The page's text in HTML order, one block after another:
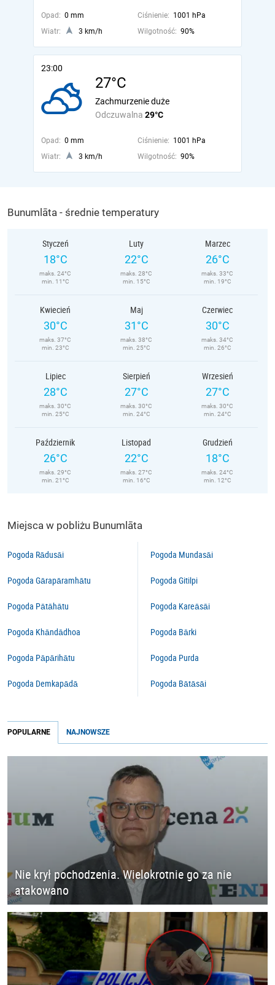
Opad: 0 mm Ciśnienie: 1001 hPa
Wiatr:
3 km/h Wilgotność: 90%
23:00
27°C
Odczuwalna 29°C
Zachmurzenie duże
Opad: 0 mm Ciśnienie: 1001 hPa
Wiatr:
3 km/h Wilgotność: 90%
Bunumlāta - średnie temperatury
Styczeń
18°C
maks. 24°C
min. 11°C
Luty
22°C
maks. 28°C
min. 15°C
Marzec
26°C
maks. 33°C
min. 19°C
Kwiecień
30°C
maks. 37°C
min. 23°C
Maj
31°C
maks. 38°C
min. 25°C
Czerwiec
30°C
maks. 34°C
min. 26°C
Lipiec
28°C
maks. 30°C
min. 25°C
Sierpień
27°C
maks. 30°C
min. 24°C
Wrzesień
27°C
maks. 30°C
min. 24°C
Październik
26°C
maks. 29°C
min. 21°C
Listopad
22°C
maks. 27°C
min. 16°C
Grudzień
18°C
maks. 24°C
min. 12°C
Miejsca w pobliżu Bunumlāta
Pogoda Rādusāi
Pogoda Gārapāramhātu
Pogoda Pātāhātu
Pogoda Khāndādhoa
Pogoda Pāpārihātu
Pogoda Demkapādā
Pogoda Mundasāi
Pogoda Gitilpi
Pogoda Kareāsāi
Pogoda Bārki
Pogoda Purda
Pogoda Bātāsāi
POPULARNE NAJNOWSZE
Nie krył pochodzenia. Wielokrotnie go za nie
atakowano